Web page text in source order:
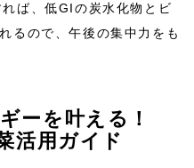
ば、低GIの炭水化物とビ
るので、午後の集中力をも
ーを叶える！
活用ガイド